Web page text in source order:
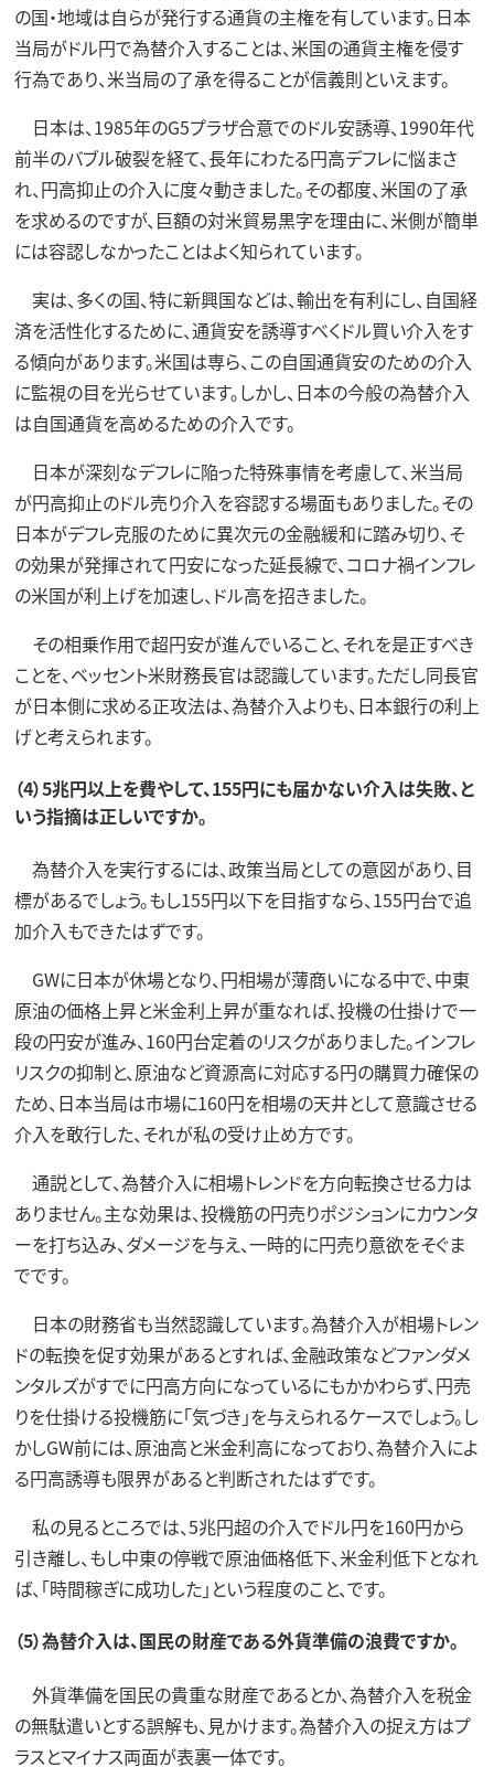
の国・地域は自らが発行する通貨の主権を有しています。日本
当局がドル円で為替介入することは、米国の通貨主権を侵す
行為であり、米当局の了承を得ることが信義則といえます。
日本は、1985年のG5プラザ合意でのドル安誘導、1990年代
前半のバブル破裂を経て、長年にわたる円高デフレに悩まさ
れ、円高抑止の介入に度々動きました。その都度、米国の了承
を求めるのですが、巨額の対米貿易黒字を理由に、米側が簡単
には容認しなかったことはよく知られています。
実は、多くの国、特に新興国などは、輸出を有利にし、自国経
済を活性化するために、通貨安を誘導すべくドル買い介入をす
る傾向があります。米国は専ら、この自国通貨安のための介入
に監視の目を光らせています。しかし、日本の今般の為替介入
は自国通貨を高めるための介入です。
日本が深刻なデフレに陥った特殊事情を考慮して、米当局
が円高抑止のドル売り介入を容認する場面もありました。その
日本がデフレ克服のために異次元の金融緩和に踏み切り、そ
の効果が発揮されて円安になった延長線で、コロナ禍インフレ
の米国が利上げを加速し、ドル高を招きました。
その相乗作用で超円安が進んでいること、それを是正すべき
ことを、ベッセント米財務長官は認識しています。ただし同長官
が日本側に求める正攻法は、為替介入よりも、日本銀行の利上
げと考えられます。
（4）5兆円以上を費やして、155円にも届かない介入は失敗、と
いう指摘は正しいですか。
為替介入を実行するには、政策当局としての意図があり、目
標があるでしょう。もし155円以下を目指すなら、155円台で追
加介入もできたはずです。
GWに日本が休場となり、円相場が薄商いになる中で、中東
原油の価格上昇と米金利上昇が重なれば、投機の仕掛けで一
段の円安が進み、160円台定着のリスクがありました。インフレ
リスクの抑制と、原油など資源高に対応する円の購買力確保の
ため、日本当局は市場に160円を相場の天井として意識させる
介入を敢行した、それが私の受け止め方です。
通説として、為替介入に相場トレンドを方向転換させる力は
ありません。主な効果は、投機筋の円売りポジションにカウンタ
ーを打ち込み、ダメージを与え、一時的に円売り意欲をそぐま
でです。
日本の財務省も当然認識しています。為替介入が相場トレン
ドの転換を促す効果があるとすれば、金融政策などファンダメ
ンタルズがすでに円高方向になっているにもかかわらず、円売
りを仕掛ける投機筋に「気づき」を与えられるケースでしょう。し
かしGW前には、原油高と米金利高になっており、為替介入によ
る円高誘導も限界があると判断されたはずです。
私の見るところでは、5兆円超の介入でドル円を160円から
引き離し、もし中東の停戦で原油価格低下、米金利低下となれ
ば、「時間稼ぎに成功した」という程度のこと、です。
（5）為替介入は、国民の財産である外貨準備の浪費ですか。
外貨準備を国民の貴重な財産であるとか、為替介入を税金
の無駄遣いとする誤解も、見かけます。為替介入の捉え方はプ
ラスとマイナス両面が表裏一体です。